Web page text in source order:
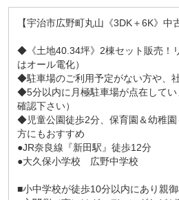
【宇治市広野町丸山《3DK＋6K》中
◆《土地40.34坪》2棟セット販売！
はオール電化）
◆駐車場のご利用予定がない方や、
◆5分以内に月極駐車場が点在して
確認下さい）
◆児童公園徒歩2分、保育園＆幼稚
方にもおすすめ
●JR奈良線『新田駅』徒歩12分
●大久保小学校 広野中学校
■小中学校が徒歩10分以内にあり親